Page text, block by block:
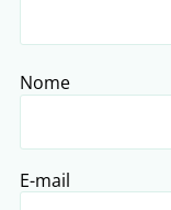
Nome
E-mail